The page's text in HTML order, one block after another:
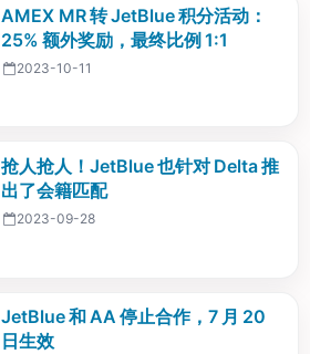
AMEX MR 转 JetBlue 积分活动：
25% 额外奖励，最终比例 1:1
2023-10-11
抢人抢人！JetBlue 也针对 Delta 推
出了会籍匹配
2023-09-28
JetBlue 和 AA 停止合作，7 月 20
日生效